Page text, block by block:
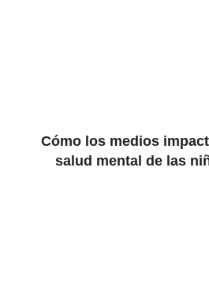
Cómo los medios
salud mental de las